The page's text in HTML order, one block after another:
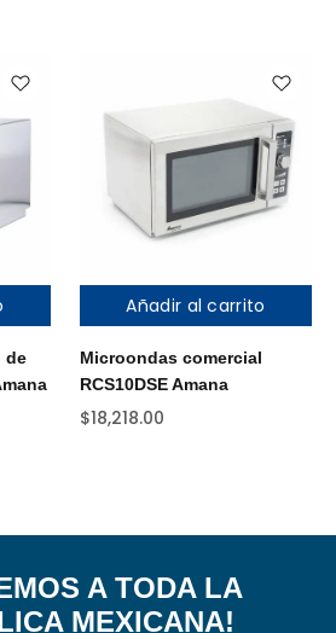
de
Añadir al carrito
Microondas comercial
RCS10DSE Amana
$18,218.00
A TODA LA
MEXICANA!